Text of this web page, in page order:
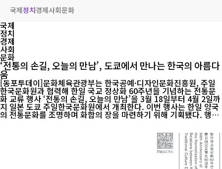
국제정치경제사회문화
국제
정치
경제
사회
문화
‘전통의 손길, 오늘의 만남’, 도쿄에서 만나는 한국의 아름다
움
[동포투데이]문화체육관광부는 한국공예·디자인문화진흥원, 주일
한국문화원과 협력해 한일 국교 정상화 60주년을 기념하는 전통문
화 교류 행사 ‘전통의 손길, 오늘의 만남’을 3월 18일부터 4월 2일까
지 일본 도쿄 주일한국문화원에서 개최한다. 이번 행사는 한일 양국
의 전통문화를 조명하며 화합의 장을 마련하기 위해 기획됐다. 행사
는 네 가지 주요 프로그램으로 구성된다. 먼저 한국의 한지와 일본의
와시를 활용한 공예품 전시와 현대적 활용 방안을 논의하는 국제 세
미나 <종이, 문화를 잇다>가 열린다. <한식, 온기를 잇다>에서는 양
국의 식문화를 비교 전시하며 장문화와 잔치 음식 체험을 제공한다.
<한복, 시간을 잇다>에서는 한복 전시와 체험, 포토존 운영을 통해
전통 의상을 소개한다. <놀이, 세대를 잇다>에서는 제기차기·공기